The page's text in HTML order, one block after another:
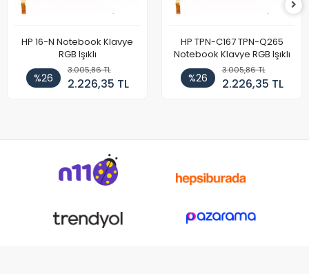
HP 16-N Notebook Klavye
RGB Işıklı
%26
3.005,86 TL
2.226,35 TL
HP TPN-C167 TPN-Q265
Notebook Klavye RGB Işıklı
%26
3.005,86 TL
2.226,35 TL